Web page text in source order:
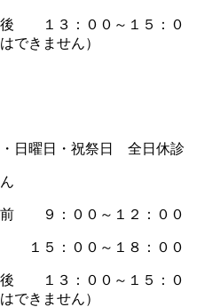
３：００～１５：０
きません）
曜日・祝祭日 全日休診
００～１２：００
１５：００～１８：００
３：００～１５：０
きません）